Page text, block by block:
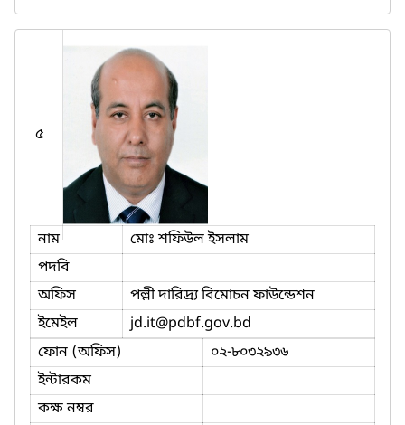
৫
নাম
মোঃ শফিউল ইসলাম
পদবি
অফিস
পল্লী দারিদ্র্য বিমোচন ফাউন্ডেশন
ইমেইল
jd.it@pdbf.gov.bd
ফোন (অফিস)
০২-৮০৩২৯৩৬
ইন্টারকম
কক্ষ নম্বর